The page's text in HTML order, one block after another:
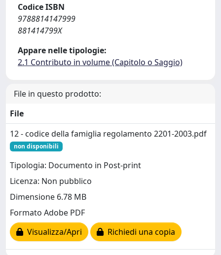
Codice ISBN
9788814147999
881414799X
Appare nelle tipologie:
2.1 Contributo in volume (Capitolo o Saggio)
File in questo prodotto:
File
12 - codice della famiglia regolamento 2201-2003.pdf
non disponibili
Tipologia: Documento in Post-print
Licenza: Non pubblico
Dimensione 6.78 MB
Formato Adobe PDF
Visualizza/Apri
Richiedi una copia